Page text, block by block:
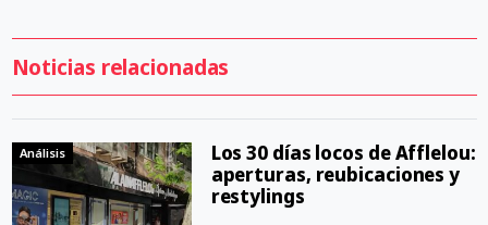
Noticias relacionadas
Análisis
Los 30 días locos de Afflelou:
aperturas, reubicaciones y
restylings